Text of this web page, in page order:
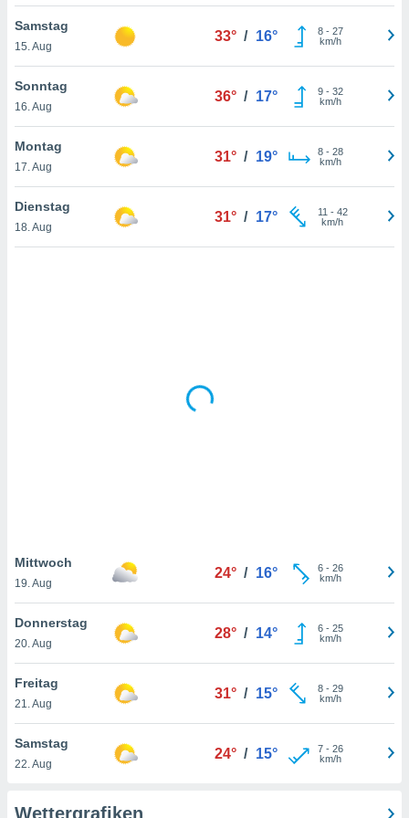
der
weiterhin
nicht
von
und
auf
klicken.
Samstag
15. Aug
33° / 16° 8- 27
km/h
Sonntag
16. Aug
36° / 17° 9- 32
km/h
Montag
17. Aug
31° / 19° 8- 28
km/h
Dienstag
18. Aug
31° / 17° 11 - 42
km/h
Mittwoch
19. Aug
24° / 16° 6- 26
km/h
Donnerstag
20. Aug
28° / 14° 6- 25
km/h
Freitag
21. Aug
31° / 15° 8- 29
km/h
Samstag
22. Aug
24° / 15° 7- 26
km/h
Wettergrafiken